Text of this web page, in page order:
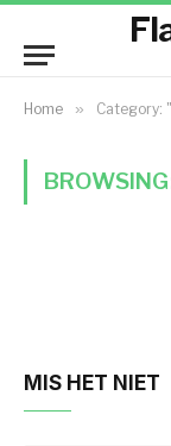
Home » Category:
MIS HET NIET